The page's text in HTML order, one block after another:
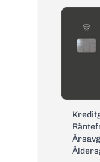
Försäkring:
Effektiv
bankomat:
bank: